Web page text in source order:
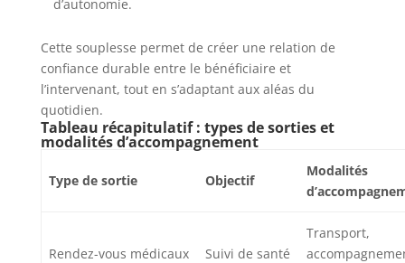
d’autonomie.
Cette souplesse permet de créer une relation de
confiance durable entre le bénéficiaire et
l’intervenant, tout en s’adaptant aux aléas du
quotidien.
Tableau récapitulatif : types de sorties et
modalités d’accompagnement
Type de sortie Objectif
Modalités
Rendez-vous médicaux Suivi de santé
Transport,